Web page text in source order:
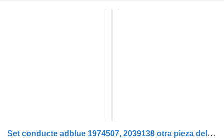
Set conducte adblue 1974507, 2039138 otra pieza del sistema de escape para DAF XF cabeza tractora